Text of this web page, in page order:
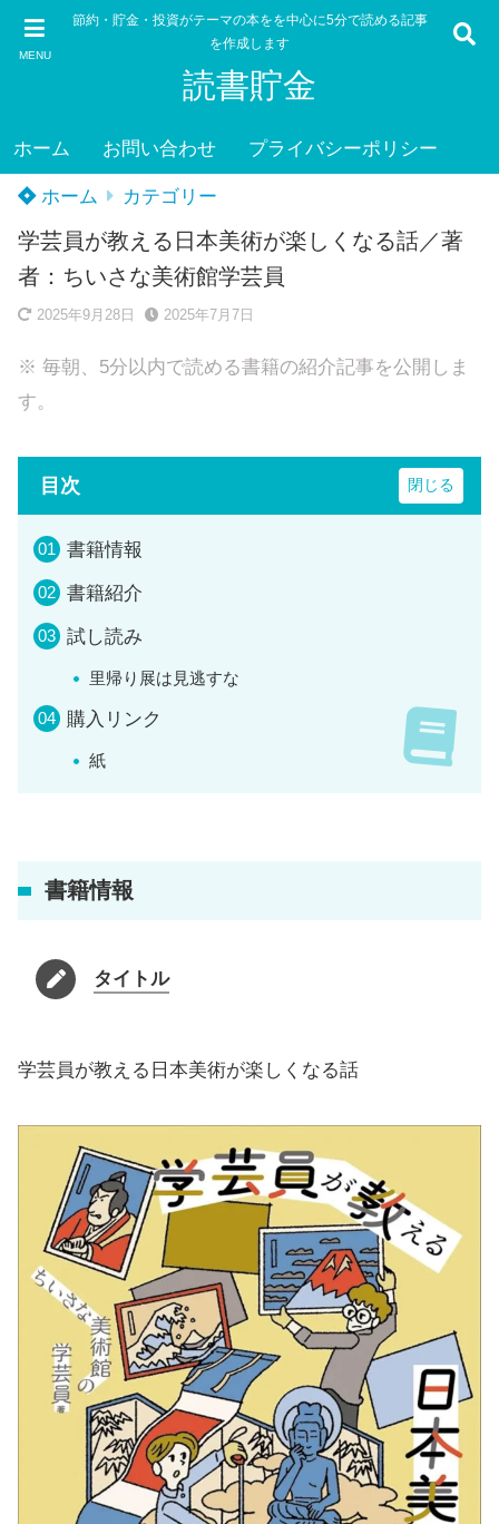
MENU
節約・貯金・投資がテーマの本をを中心に5分で読める記事
を作成します
読書貯金
ホーム お問い合わせ プライバシーポリシー
ホーム カテゴリー
学芸員が教える日本美術が楽しくなる話／著
者：ちいさな美術館学芸員
2025年9月28日 2025年7月7日
※ 毎朝、5分以内で読める書籍の紹介記事を公開しま
す。
目次
書籍情報
書籍紹介
試し読み
里帰り展は見逃すな
購入リンク
紙
書籍情報
タイトル
学芸員が教える日本美術が楽しくなる話